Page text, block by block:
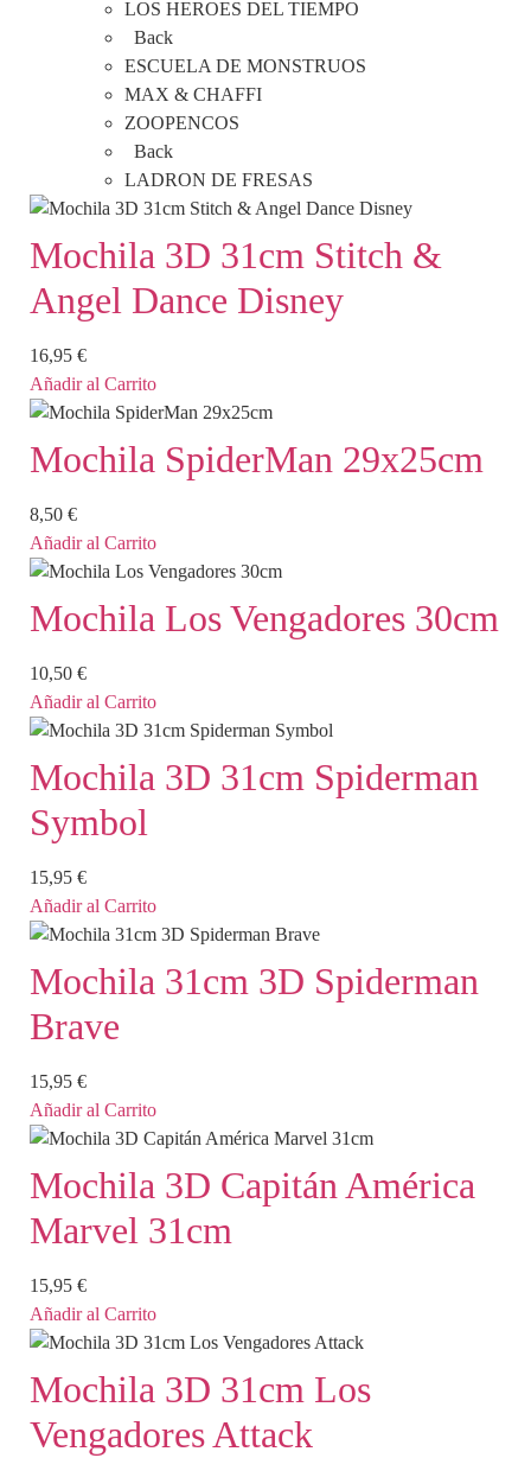
LOS HEROES DEL TIEMPO
Back
ESCUELA DE MONSTRUOS
MAX & CHAFFI
ZOOPENCOS
Back
LADRON DE FRESAS
Mochila 3D 31cm Stitch &
Angel Dance Disney
16,95 €
Añadir al Carrito
Mochila SpiderMan 29x25cm
8,50 €
Añadir al Carrito
Mochila Los Vengadores 30cm
10,50 €
Añadir al Carrito
Mochila 3D 31cm Spiderman
Symbol
15,95 €
Añadir al Carrito
Mochila 31cm 3D Spiderman
Brave
15,95 €
Añadir al Carrito
Mochila 3D Capitán América
Marvel 31cm
15,95 €
Añadir al Carrito
Mochila 3D 31cm Los
Vengadores Attack